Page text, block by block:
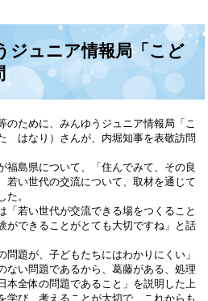
ュニア情報局「こど
ために、みんゆうジュニア情報局「こ
はなり）さんが、内堀知事を表敬訪問
島県について、「住んでみて、その良
若い世代の交流について、取材を通じて
た。
若い世代が交流できる場をつくること
ができることがとても大切ですね」と話
題が、子どもたちにはわかりにくい」
ない問題であるから、葛藤がある、処理
本全体の問題であること」を説明した上
学び、考えることが大切で、これからも